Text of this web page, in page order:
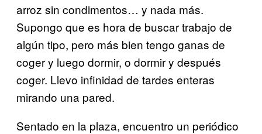
arroz sin condimentos… y nada más.
Supongo que es hora de buscar trabajo de
algún tipo, pero más bien tengo ganas de
coger y luego dormir, o dormir y después
coger. Llevo infinidad de tardes enteras
mirando una pared.
Sentado en la plaza, encuentro un periódico